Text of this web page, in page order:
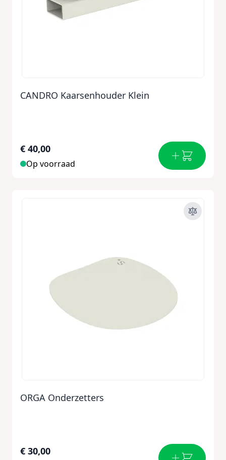
CANDRO Kaarsenhouder Klein
€ 40,00
Op voorraad
ORGA Onderzetters
€ 30,00